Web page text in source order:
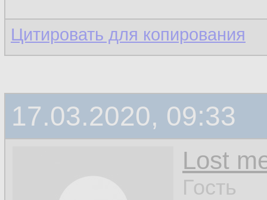
Цитировать для копирования
17.03.2020, 09:33
Lost
Гость